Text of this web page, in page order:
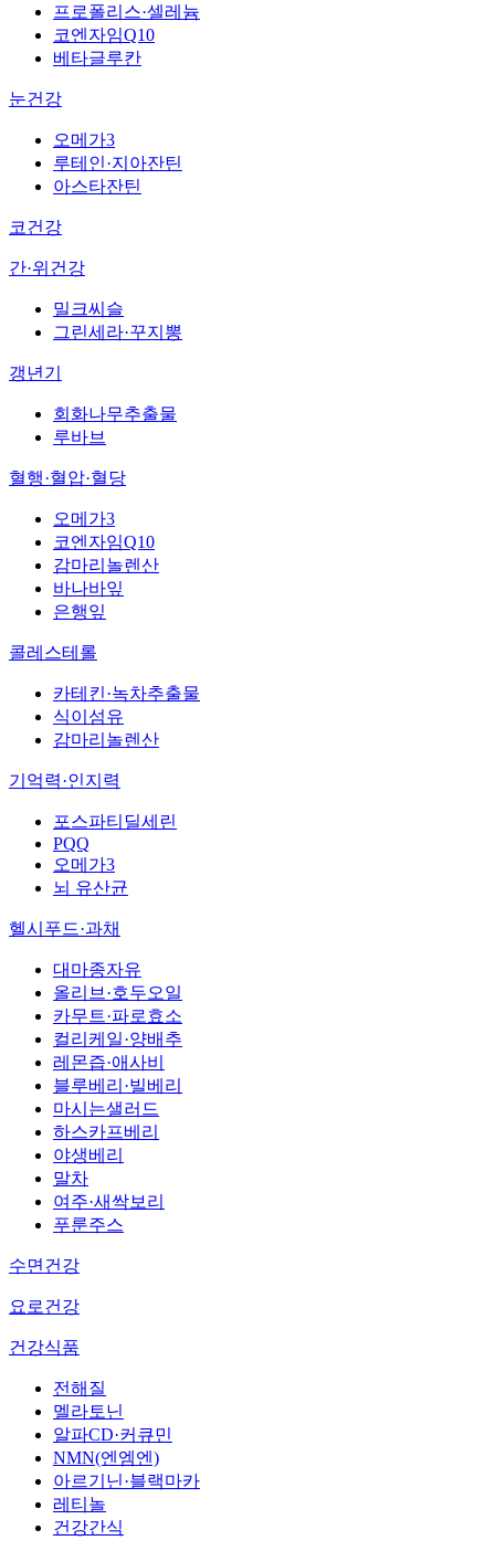
프로폴리스·셀레늄
코엔자임Q10
베타글루칸
눈건강
오메가3
루테인·지아잔틴
아스타잔틴
코건강
간·위건강
밀크씨슬
그린세라·꾸지뽕
갱년기
회화나무추출물
루바브
혈행·혈압·혈당
오메가3
코엔자임Q10
감마리놀렌산
바나바잎
은행잎
콜레스테롤
카테킨·녹차추출물
식이섬유
감마리놀렌산
기억력·인지력
포스파티딜세린
PQQ
오메가3
뇌 유산균
헬시푸드·과채
대마종자유
올리브·호두오일
카무트·파로효소
컬리케일·양배추
레몬즙·애사비
블루베리·빌베리
마시는샐러드
하스카프베리
야생베리
말차
여주·새싹보리
푸룬주스
수면건강
요로건강
건강식품
전해질
멜라토닌
알파CD·커큐민
NMN(엔엠엔)
아르기닌·블랙마카
레티놀
건강간식